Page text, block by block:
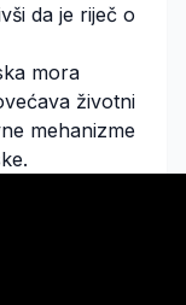
da je riječ o
mora
životni
mehanizme